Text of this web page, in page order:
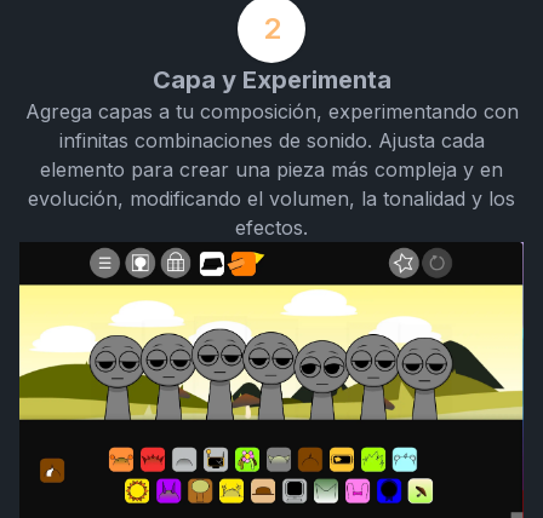
2
Capa y Experimenta
Agrega capas a tu composición, experimentando con
infinitas combinaciones de sonido. Ajusta cada
elemento para crear una pieza más compleja y en
evolución, modificando el volumen, la tonalidad y los
efectos.